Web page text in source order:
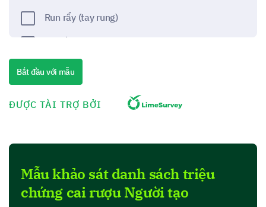
Run rẩy (tay rung)
Nhịp tim nhanh
Ảo giác tạm thời
Động kinh
Không áp dụng
Bắt đầu với mẫu
ĐƯỢC TÀI TRỢ BỞI
Mẫu khảo sát danh sách triệu
chứng cai rượu Người tạo